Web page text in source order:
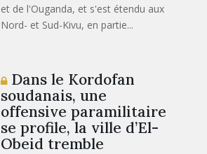
et de l'Ouganda, et s'est étendu aux
Nord- et Sud-Kivu, en partie...
Dans le Kordofan
soudanais, une
offensive paramilitaire
se profile, la ville d’El-
Obeid tremble